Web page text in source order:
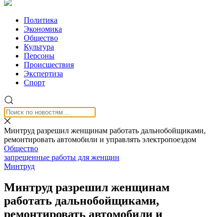
Политика
Экономика
Общество
Культура
Персоны
Происшествия
Экспертиза
Спорт
Минтруд разрешил женщинам работать дальнобойщиками,
ремонтировать автомобили и управлять электропоездом
Общество
запрещенные работы для женщин
Минтруд
Минтруд разрешил женщинам
работать дальнобойщиками,
ремонтировать автомобили и